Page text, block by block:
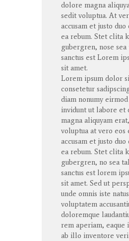
dolore magna
sedit voluptua. At
accusam et justo duo
ea rebum. Stet clita
gubergren, nose sea
sanctus est Lorem
sit amet.
Lorem ipsum dolor
consetetur
diam nonumy eirmod
invidunt ut labore et
magna aliquyam erat
voluptua at vero eos
accusam et justo duo
ea rebum. Stet clita
gubergren, no sea
sanctus est lorem
sit amet. Sed ut
unde omnis iste natus
voluptatem
doloremque
rem aperiam, eaque
ab illo inventore